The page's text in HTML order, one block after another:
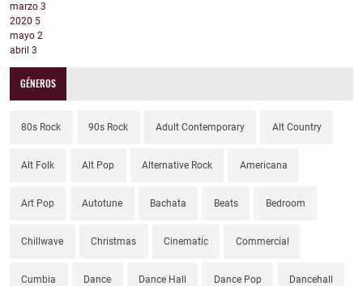
marzo 3
2020 5
mayo 2
abril 3
GÉNEROS
80s Rock 90s Rock Adult Contemporary Alt Country
Alt Folk Alt Pop Alternative Rock Americana
Art Pop Autotune Bachata Beats Bedroom
Chillwave Christmas Cinematic Commercial
Cumbia Dance Dance Hall Dance Pop Dancehall